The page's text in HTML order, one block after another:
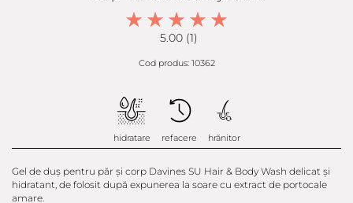
5.00 (1)
Cod produs: 10362
hidratare refacere hrănitor
Gel de duș pentru păr și corp Davines SU Hair & Body Wash delicat și
hidratant, de folosit după expunerea la soare cu extract de portocale
amare.